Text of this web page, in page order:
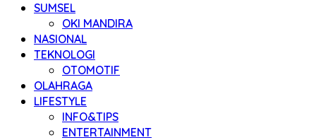
SUMSEL
OKI MANDIRA
NASIONAL
TEKNOLOGI
OTOMOTIF
OLAHRAGA
LIFESTYLE
INFO&TIPS
ENTERTAINMENT